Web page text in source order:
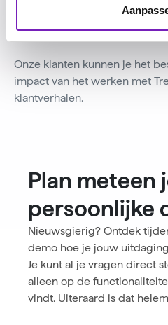
Luister meer verhalen
Onze klanten kunnen je het
impact van het werken met
klantverhalen.
Plan meteen
persoonlijke
Nieuwsgierig? Ontdek
demo hoe je jouw
Je kunt al je vragen direct
alleen op de
vindt. Uiteraard is dat